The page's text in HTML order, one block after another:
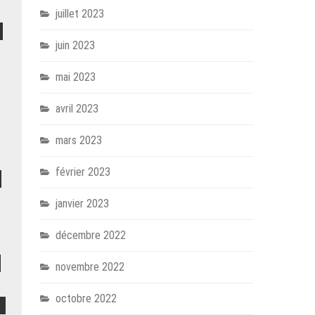
juillet 2023
juin 2023
mai 2023
avril 2023
mars 2023
février 2023
janvier 2023
décembre 2022
novembre 2022
octobre 2022